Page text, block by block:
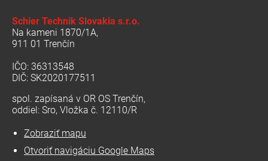
Schier Technik Slovakia s.r.o.
Na kameni 1870/1A,
911 01 Trenčín
IČO: 36313548
DIČ: SK2020177511
spol. zapísaná v OR OS Trenčín,
oddiel: Sro, Vložka č. 12110/R
Zobraziť mapu
Otvoriť navigáciu Google Maps